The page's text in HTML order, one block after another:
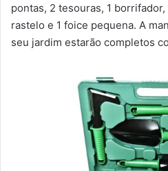
pontas, 2 tesouras, 1
rastelo e 1 foice pequena. A
seu jardim estarão completos